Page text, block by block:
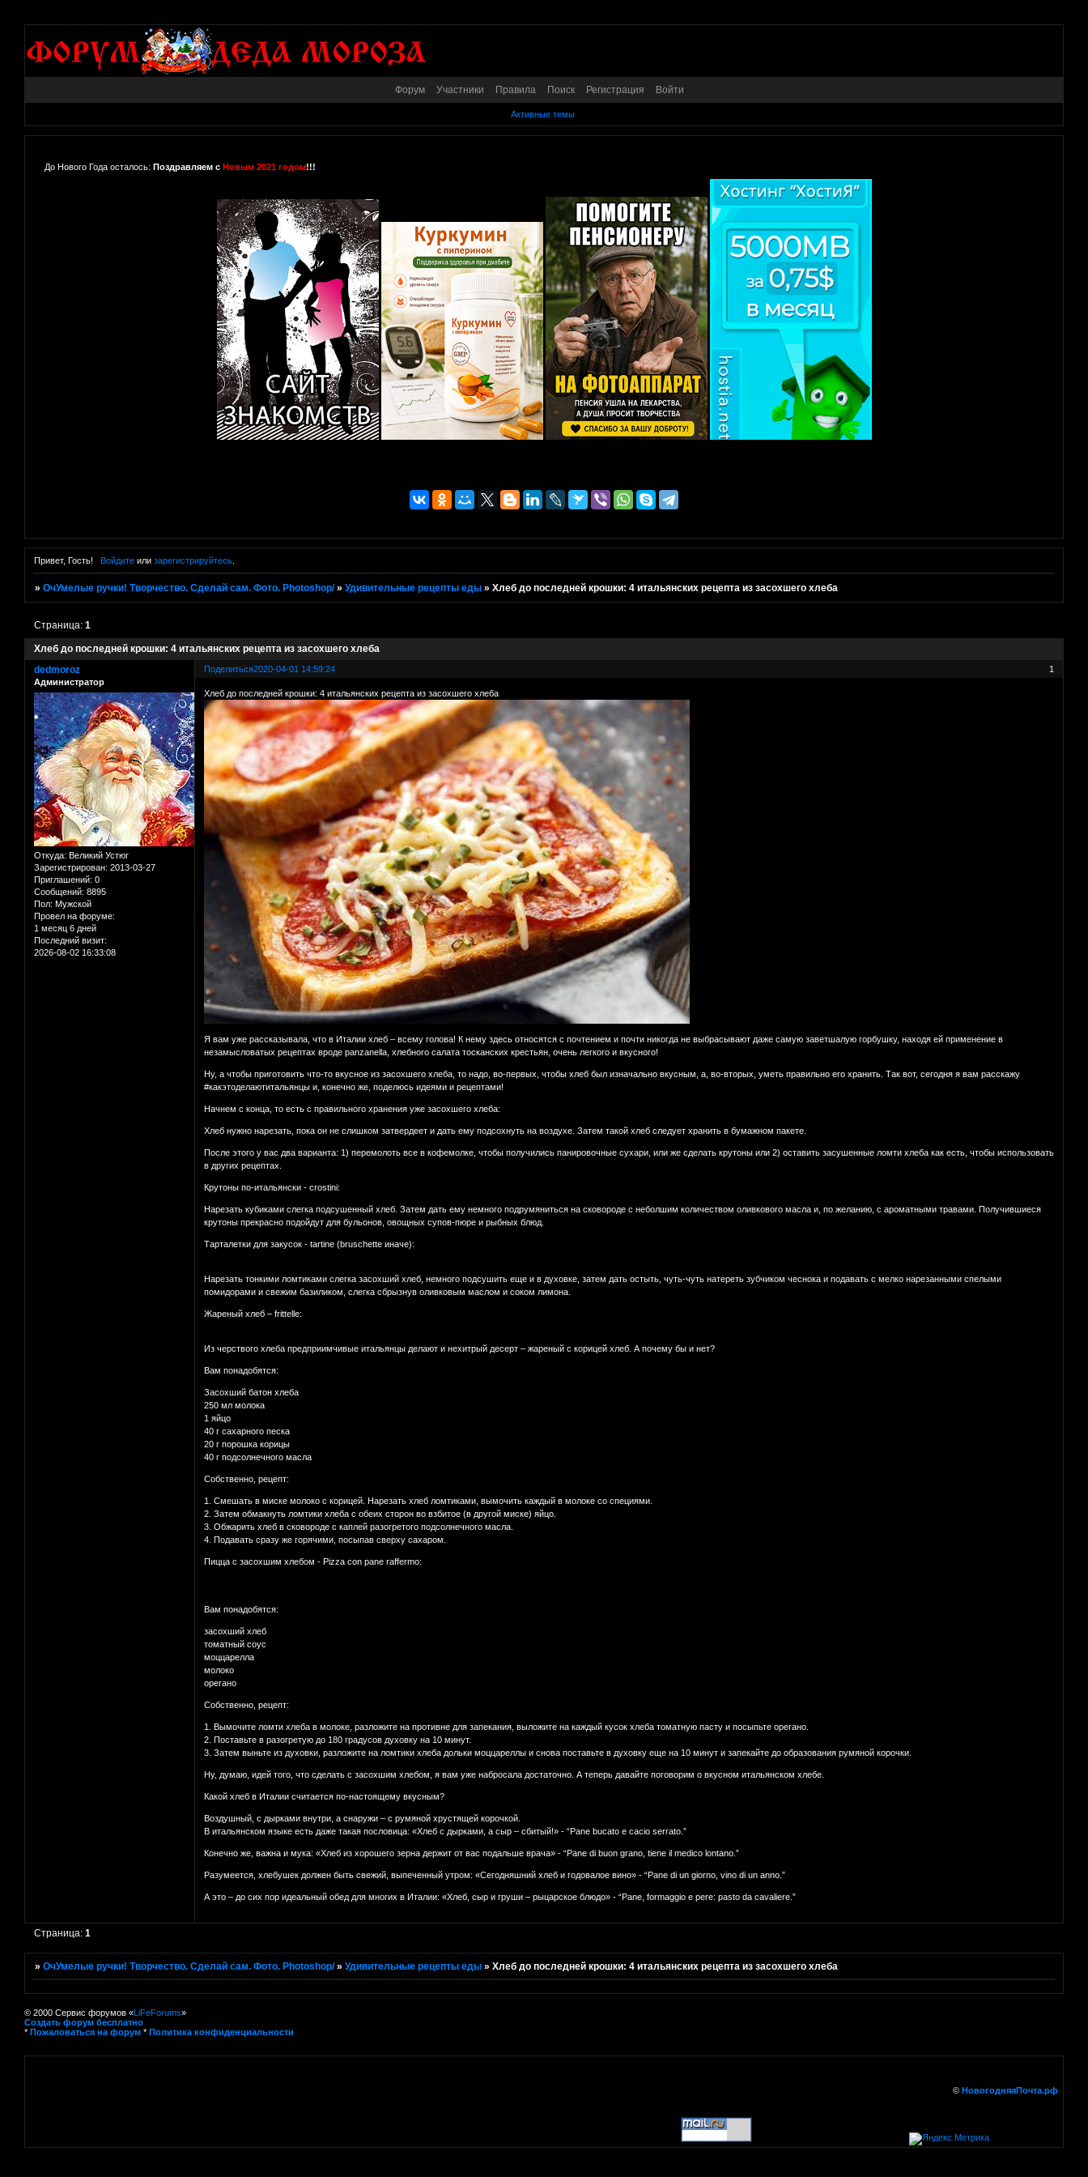
Форум Участники Правила Поиск Регистрация Войти
Активные темы
До Нового Года осталось: Поздравляем с Новым 2021 годом!!!
Привет, Гость! Войдитеили зарегистрируйтесь.
»ОчУмелые ручки! Творчество. Сделай сам. Фото. Photoshop/ »Удивительные рецепты еды »Хлеб до последней крошки: 4 итальянских рецепта из засохшего хлеба
Хлеб до последней крошки: 4 итальянских рецепта из засохшего хлеба
Страница:1
Поделиться 1
2020-04-01 14:59:24
dedmoroz
Администратор
Откуда: Великий Устюг
Зарегистрирован: 2013-03-27
Приглашений: 0
Сообщений: 8895
Пол: Мужской
Провел на форуме:
1 месяц 6 дней
Последний визит:
2026-08-02 16:33:08
Хлеб до последней крошки: 4 итальянских рецепта из засохшего хлеба
Я вам уже рассказывала, что в Италии хлеб – всему голова! К нему здесь относятся с почтением и почти никогда не выбрасывают даже самую заветшалую горбушку, находя ей применение в
незамысловатых рецептах вроде panzanella, хлебного салата тосканских крестьян, очень легкого и вкусного!
Ну, а чтобы приготовить что-то вкусное из засохшего хлеба, то надо, во-первых, чтобы хлеб был изначально вкусным, а, во-вторых, уметь правильно его хранить. Так вот, сегодня я вам расскажу
#какэтоделаютитальянцы и, конечно же, поделюсь идеями и рецептами!
Начнем с конца, то есть с правильного хранения уже засохшего хлеба:
Хлеб нужно нарезать, пока он не слишком затвердеет и дать ему подсохнуть на воздухе. Затем такой хлеб следует хранить в бумажном пакете.
После этого у вас два варианта: 1) перемолоть все в кофемолке, чтобы получились панировочные сухари, или же сделать крутоны или 2) оставить засушенные ломти хлеба как есть, чтобы использовать
в других рецептах.
Крутоны по-итальянски - crostini:
Нарезать кубиками слегка подсушенный хлеб. Затем дать ему немного подрумяниться на сковороде с неболшим количеством оливкового масла и, по желанию, с ароматными травами. Получившиеся
крутоны прекрасно подойдут для бульонов, овощных супов-пюре и рыбных блюд.
Тарталетки для закусок - tartine (bruschette иначе):
Нарезать тонкими ломтиками слегка засохший хлеб, немного подсушить еще и в духовке, затем дать остыть, чуть-чуть натереть зубчиком чеснока и подавать с мелко нарезанными спелыми
помидорами и свежим базиликом, слегка сбрызнув оливковым маслом и соком лимона.
Жареный хлеб – frittelle:
Из черствого хлеба предприимчивые итальянцы делают и нехитрый десерт – жареный с корицей хлеб. А почему бы и нет?
Вам понадобятся:
Засохший батон хлеба
250 мл молока
1 яйцо
40 г сахарного песка
20 г порошка корицы
40 г подсолнечного масла
Собственно, рецепт:
1. Смешать в миске молоко с корицей. Нарезать хлеб ломтиками, вымочить каждый в молоке со специями.
2. Затем обмакнуть ломтики хлеба с обеих сторон во взбитое (в другой миске) яйцо.
3. Обжарить хлеб в сковороде с каплей разогретого подсолнечного масла.
4. Подавать сразу же горячими, посыпав сверху сахаром.
Пицца с засохшим хлебом - Pizza con pane raffermo:
Вам понадобятся:
засохший хлеб
томатный соус
моццарелла
молоко
орегано
Собственно, рецепт:
1. Вымочите ломти хлеба в молоке, разложите на противне для запекания, выложите на каждый кусок хлеба томатную пасту и посыпьте орегано.
2. Поставьте в разогретую до 180 градусов духовку на 10 минут.
3. Затем выньте из духовки, разложите на ломтики хлеба дольки моццареллы и снова поставьте в духовку еще на 10 минут и запекайте до образования румяной корочки.
Ну, думаю, идей того, что сделать с засохшим хлебом, я вам уже набросала достаточно. А теперь давайте поговорим о вкусном итальянском хлебе.
Какой хлеб в Италии считается по-настоящему вкусным?
Воздушный, с дырками внутри, а снаружи – с румяной хрустящей корочкой.
В итальянском языке есть даже такая пословица: «Хлеб с дырками, а сыр – сбитый!» - “Pane bucato e cacio serrato.”
Конечно же, важна и мука: «Хлеб из хорошего зерна держит от вас подальше врача» - “Pane di buon grano, tiene il medico lontano.”
Разумеется, хлебушек должен быть свежий, выпеченный утром: «Сегодняшний хлеб и годовалое вино» - “Pane di un giorno, vino di un anno.”
А это – до сих пор идеальный обед для многих в Италии: «Хлеб, сыр и груши – рыцарское блюдо» - “Pane, formaggio e pere: pasto da cavaliere.”
Страница:1
»ОчУмелые ручки! Творчество. Сделай сам. Фото. Photoshop/ »Удивительные рецепты еды »Хлеб до последней крошки: 4 итальянских рецепта из засохшего хлеба
© 2000 Сервис форумов «LiFeForums»
Создать форум бесплатно
* Пожаловаться на форум * Политика конфиденциальности
© НовогодняяПочта.рф